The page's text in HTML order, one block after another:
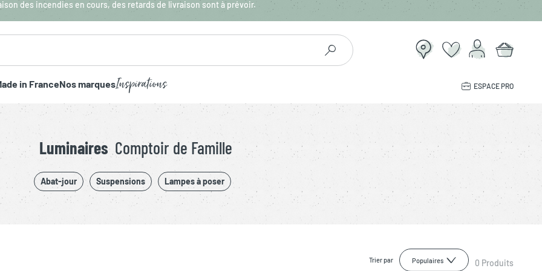
des incendies en cours, des retards de livraison sont à prévoir.
in FranceNos marquesInspirations ESPACE PRO
Luminaires Comptoir de Famille
Abat-jour Suspensions Lampes à poser
Trier par Populaires 0 Produits